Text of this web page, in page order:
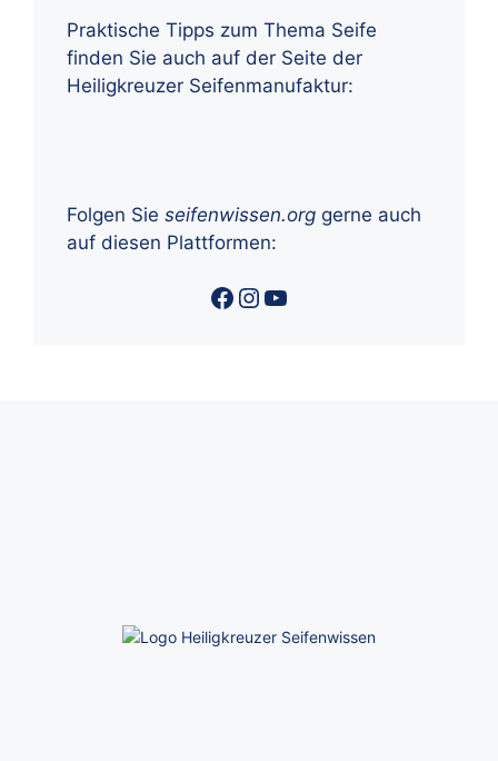
Praktische Tipps zum Thema Seife
finden Sie auch auf der Seite der
Heiligkreuzer Seifenmanufaktur:
Folgen Sie seifenwissen.org gerne auch
auf diesen Plattformen:
Facebook
Instagram
YouTube